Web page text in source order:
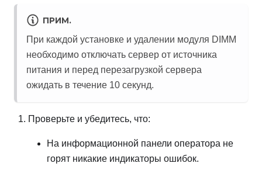
ПРИМ.
При каждой установке и удалении модуля DIMM
необходимо отключать сервер от источника
питания и перед перезагрузкой сервера
ожидать в течение 10 секунд.
Проверьте и убедитесь, что:
На информационной панели оператора не
горят никакие индикаторы ошибок.